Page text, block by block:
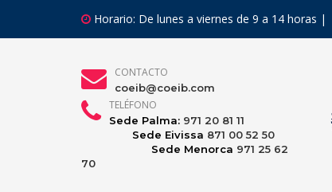
Horario: De lunes a viernes de 9 a 14 horas |
CONTACTO
coeib@coeib.com
TELÉFONO
Sede Palma: 971 20 81 11
Sede Eivissa 871 00 52 50
Sede Menorca 971 25 62
70